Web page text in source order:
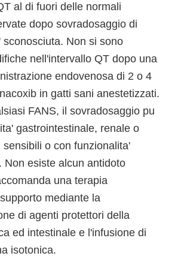
al di fuori delle normali
dopo sovradosaggio di
sconosciuta. Non si sono
nell'intervallo QT dopo una
endovenosa di 2 o 4
in gatti sani anestetizzati.
FANS, il sovradosaggio pu
gastrointestinale, renale o
o con funzionalita'
Non esiste alcun antidoto
una terapia
mediante la
di agenti protettori della
ed intestinale e l'infusione di
isotonica.